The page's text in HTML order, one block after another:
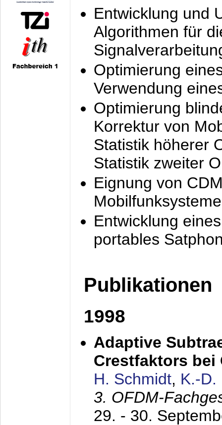
Entwicklung und
Algorithmen für
Optimierung
Verwendung
Optimierung
Korrektur von
Statistik höherer
Statistik zweiter
Eignung von
Mobilfunksysteme
Entwicklung
portables
Publikationen
1998
Adaptive
Crestfaktors bei
H. Schmidt, K.-D.
3. OFDM-
29. - 30.